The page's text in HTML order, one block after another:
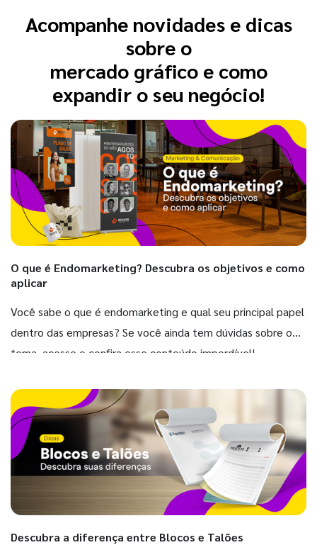
Acompanhe novidades e dicas
sobre o
mercado gráfico e como
expandir o seu negócio!
O que é Endomarketing? Descubra os objetivos e como
aplicar
Você sabe o que é endomarketing e qual seu principal papel
dentro das empresas? Se você ainda tem dúvidas sobre o
tema, acesse e confira esse conteúdo imperdível!
Descubra a diferença entre Blocos e Talões